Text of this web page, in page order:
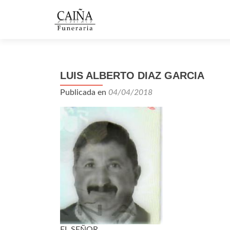
LUIS ALBERTO DIAZ GARCIA
Publicada en 04/04/2018